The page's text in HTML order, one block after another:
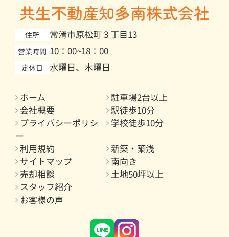
共生不動産知多南株式会社
住所 常滑市原松町３丁目13
営業時間 10：00~18：00
定休日 水曜日、木曜日
ホーム
駐車場2台以上
会社概要
駅徒歩10分
プライバシーポリシ
ー
学校徒歩10分
利用規約
新築・築浅
サイトマップ
南向き
売却相談
土地50坪以上
スタッフ紹介
お客様の声